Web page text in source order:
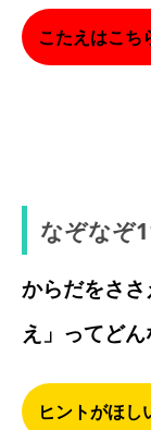
こたえはこち
なぞなぞ
からだをさ
え」ってど
ヒントがほし